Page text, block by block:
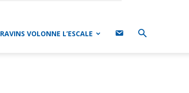
RAVINS VOLONNE L’ESCALE CONTACT